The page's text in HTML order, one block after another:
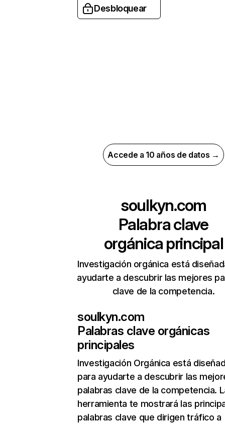
Desbloquear
Accede a 10 años de datos →
soulkyn.com
Palabra clave
orgánica principal
Investigación orgánica está
ayudarte a descubrir las mejores
clave de la competencia.
soulkyn.com
Palabras clave orgánicas
principales
Investigación Orgánica está
para ayudarte a descubrir las
palabras clave de la competencia.
herramienta te mostrará las
palabras clave que dirigen tráfico a